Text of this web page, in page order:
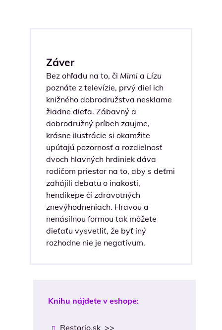
Záver
Bez ohľadu na to, či Mimi a Lízu
poznáte z televízie, prvý diel ich
knižného dobrodružstva nesklame
žiadne dieťa. Zábavný a
dobrodružný príbeh zaujme,
krásne ilustrácie si okamžite
upútajú pozornosť a rozdielnosť
dvoch hlavných hrdiniek dáva
rodičom priestor na to, aby s deťmi
zahájili debatu o inakosti,
hendikepe či zdravotných
znevýhodneniach. Hravou a
nenásilnou formou tak môžete
dieťaťu vysvetliť, že byť iný
rozhodne nie je negatívum.
Knihu nájdete v eshope:
Restorio.sk >>